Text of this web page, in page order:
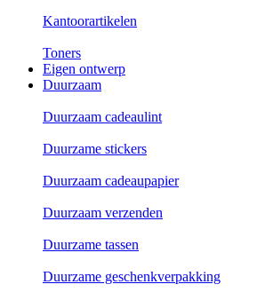
Kantoorartikelen
Toners
Eigen ontwerp
Duurzaam
Duurzaam cadeaulint
Duurzame stickers
Duurzaam cadeaupapier
Duurzaam verzenden
Duurzame tassen
Duurzame geschenkverpakking